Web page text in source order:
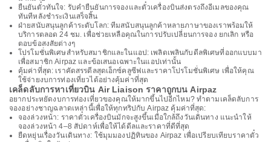
ยืนยันตั๋วทันใจ: รับคำยืนยันการจองและตั๋วเครื่องบินส่งตรงถึงอีเมลของคุณ
ทันทีหลังชำระเงินเสร็จสิ้น
ฝ่ายสนับสนุนลูกค้าระดับโลก: ทีมสนับสนุนลูกค้าหลายภาษาของเราพร้อมให้
บริการตลอด 24 ชม. เพื่อช่วยเหลือคุณในการปรับเปลี่ยนการจอง ยกเลิก หรือ
ตอบข้อสงสัยต่างๆ
โปรโมชั่นพิเศษสำหรับสมาชิกและในแอป: เพลิดเพลินกับดีลพิเศษที่ออกแบบมา
เพื่อสมาชิก Airpaz และข้อเสนอเฉพาะในแอปเท่านั้น
คุ้มค่าที่สุด: เราคัดสรรดีลสุดเอ็กซ์คลูซีฟและราคาโปรโมชั่นพิเศษ เพื่อให้คุณ
ใช้จ่ายงบการท่องเที่ยวได้อย่างคุ้มค่าที่สุด
เคล็ดลับการหาเที่ยวบิน Air Liaison ราคาถูกบน Airpaz
อยากประหยัดงบการท่องเที่ยวของคุณให้มากขึ้นไปอีกไหม? ทำตามเคล็ดลับการ
จองอย่างชาญฉลาดเหล่านี้เพื่อให้ทุกทริปกับ Airpaz คุ้มค่าที่สุด:
จองล่วงหน้า: ราคาตั๋วเครื่องบินมักจะสูงขึ้นเมื่อใกล้ถึงวันเดินทาง แนะนำให้
จองล่วงหน้า 4–8 สัปดาห์เพื่อให้ได้ดีลและราคาที่ดีที่สุด
ยืดหยุ่นเรื่องวันเดินทาง: ใช้มุมมองปฏิทินของ Airpaz เพื่อเปรียบเทียบราคาตั๋ว